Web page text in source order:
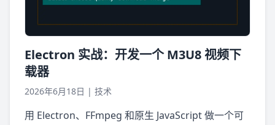
Electron 实战：开发一个 M3U8 视频下
载器
2026年6月18日 | 技术
用 Electron、FFmpeg 和原生 JavaScript 做一个可